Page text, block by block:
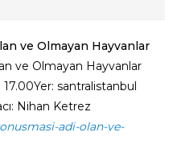
ve Olmayan Hayvanlar
ve Olmayan Hayvanlar
17.00Yer: santralistanbul
Nihan Ketrez
adi-olan-ve-